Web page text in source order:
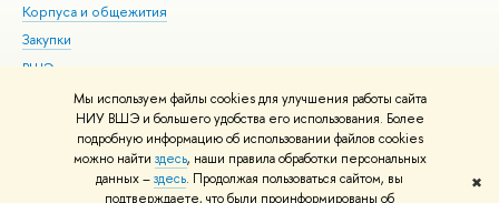
Мы используем файлы cookies для улучшения работы сайта
НИУ ВШЭ и большего удобства его использования. Более
подробную информацию об использовании файлов cookies
можно найти здесь, наши правила обработки персональных
данных –здесь. Продолжая пользоваться сайтом, вы
подтверждаете, что были проинформированы об
✖
Корпуса и общежития
Закупки
ВШЭ для студентов с ограниченными возможностями
здоровья и инвалидностью
Версия для слабовидящих
Единая платежная страница